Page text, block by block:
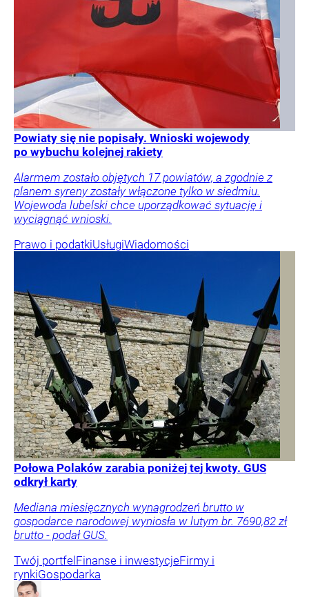
Powiaty się nie popisały. Wnioski wojewody
po wybuchu kolejnej rakiety
Alarmem zostało objętych 17 powiatów, a zgodnie z
planem syreny zostały włączone tylko w siedmiu.
Wojewoda lubelski chce uporządkować sytuację i
wyciągnąć wnioski.
Prawo i podatkiUsługiWiadomości
Połowa Polaków zarabia poniżej tej kwoty. GUS
odkrył karty
Mediana miesięcznych wynagrodzeń brutto w
gospodarce narodowej wyniosła w lutym br. 7690,82 zł
brutto - podał GUS.
Twój portfel Finanse i inwestycjeFirmy i
rynkiGospodarka